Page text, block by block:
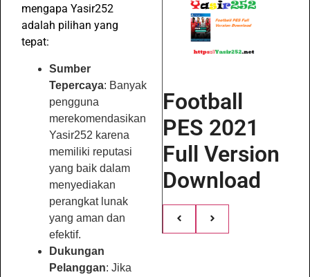
mengapa Yasir252
adalah pilihan yang
tepat:
Sumber
Tepercaya: Banyak
pengguna
merekomendasikan
Yasir252 karena
memiliki reputasi
yang baik dalam
menyediakan
perangkat lunak
yang aman dan
efektif.
Dukungan
Pelanggan: Jika
Football
PES 2021
Full Version
Download